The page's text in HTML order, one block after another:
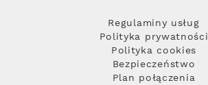
Regulaminy usług
Polityka prywatności
Polityka cookies
Bezpieczeństwo
Plan połączenia